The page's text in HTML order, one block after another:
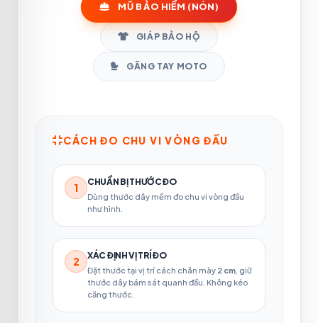
MŨ BẢO HIỂM (NÓN)
GIÁP BẢO HỘ
GĂNG TAY MOTO
CÁCH ĐO CHU VI VÒNG ĐẦU
1 CHUẨN BỊ THƯỚC ĐO
Dùng thước dây mềm đo chu vi vòng đầu
như hình.
2 XÁC ĐỊNH VỊ TRÍ ĐO
Đặt thước tại vị trí cách chân mày 2 cm , giữ
thước dây bám sát quanh đầu. Không kéo
căng thước.